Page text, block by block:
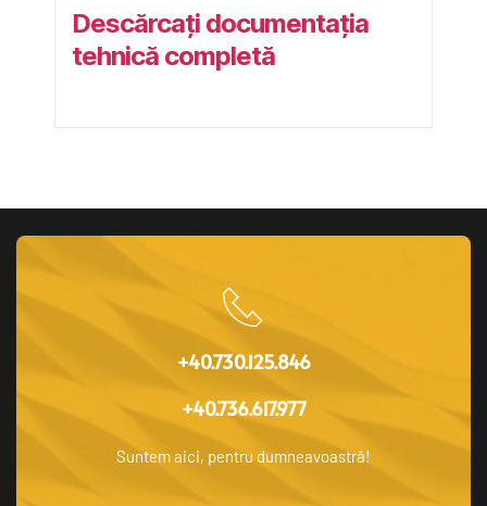
Descărcați documentația
tehnică completă
+40.730.125.846
+40.736.617.977
Suntem aici, pentru dumneavoastră!